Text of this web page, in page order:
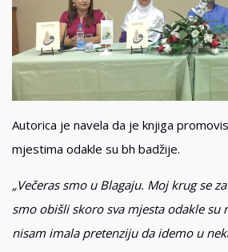
Autorica je navela da je knjiga
mjestima odakle su bh badžije.
„Večeras smo u Blagaju. Moj krug se
smo obišli skoro sva mjesta odakle su
nisam imala pretenziju da idemo u